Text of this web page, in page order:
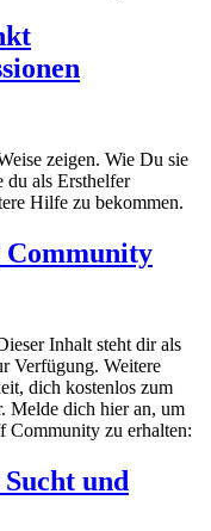
zeigen. Wie Du sie
du als Ersthelfer
Hilfe zu bekommen.
Inhalt steht dir als
Verfügung. Weitere
dich kostenlos zum
Melde dich hier an, um
Community zu erhalten:
und